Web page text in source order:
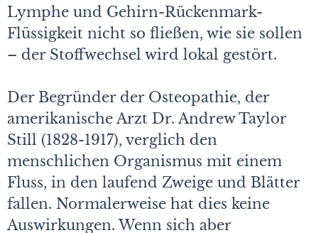
Lymphe und Gehirn-Rückenmark-
Flüssigkeit nicht so fließen, wie sie sollen
– der Stoffwechsel wird lokal gestört.
Der Begründer der Osteopathie, der
amerikanische Arzt Dr. Andrew Taylor
Still (1828-1917), verglich den
menschlichen Organismus mit einem
Fluss, in den laufend Zweige und Blätter
fallen. Normalerweise hat dies keine
Auswirkungen. Wenn sich aber